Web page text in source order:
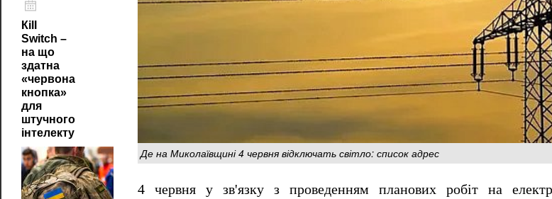
Кill
Switch –
на що
здатна
«червона
кнопка»
для
штучного
інтелекту
Де на Миколаївщині 4 червня відключать світло: список адрес
4 червня у зв'язку з проведенням планових робіт на